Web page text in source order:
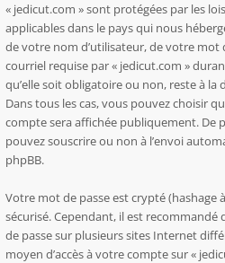
« jedicut.com » sont protégées par les
applicables dans le pays qui nous
de votre nom d’utilisateur, de votre mot
courriel requise par « jedicut.com »
qu’elle soit obligatoire ou non, reste à la
Dans tous les cas, vous pouvez choisir
compte sera affichée publiquement. De
pouvez souscrire ou non à l’envoi
phpBB.
Votre mot de passe est crypté (hashage
sécurisé. Cependant, il est
de passe sur plusieurs sites Internet
moyen d’accès à votre compte sur «